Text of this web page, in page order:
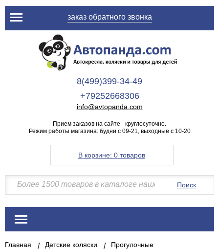
заказ обратного звонка
8(499)399-34-49
+79252668306
info@avtopanda.com
Прием заказов на сайте - круглосуточно.
Режим работы магазина: будни с 09-21, выходные с 10-20
В корзине: 0 товаров
Поиск
Главная Детские коляски
Прогулочные